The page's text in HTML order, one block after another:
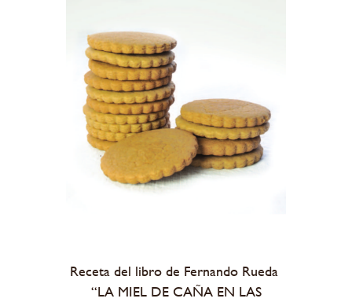
Receta del libro de Fernando Rueda
“LA MIEL DE CAÑA EN LAS